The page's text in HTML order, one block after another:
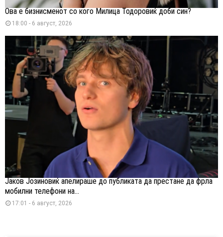
Ова е бизнисменот со кого Милица Тодоровиќ доби син?
18:00 - 6 август, 2026
Јаков Јозиновиќ апелираше до публиката да престане да фрла
мобилни телефони на...
17:01 - 6 август, 2026